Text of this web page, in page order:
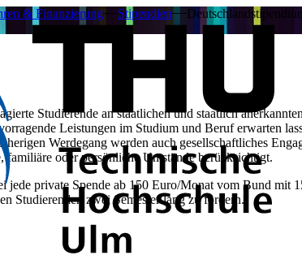
& Finanzierung Stipendien
Studierende an staatlichen und staatlich
Leistungen im Studium und Beruf erwarten
Werdegang werden auch gesellschaftliches
familiäre oder persönliche Umstände berücksichtigt.
jede private Spende ab 150 Euro/Monat vom Bund mit
Studierenden zwei Semester lang zu fördern.